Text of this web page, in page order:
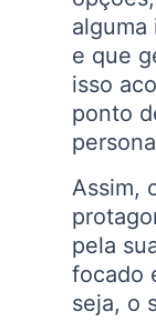
alguma
e que
isso
ponto
Assim,
pela
focado
seja, o